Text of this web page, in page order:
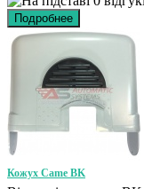
Кожух Came BK